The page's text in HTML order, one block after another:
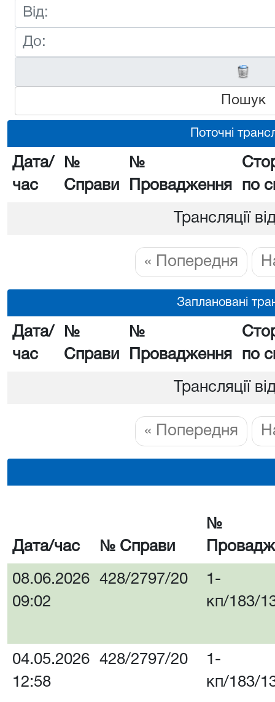
Пошук
Поточні
Дата/
час
№
Справи
№
Провадження
по
Трансляції
« Попередня
Заплановані
Дата/
час
№
Справи
№
Провадження
по
Трансляції
« Попередня
Дата/час № Справи
№
08.06.2026
09:02
428/2797/20
1-
кп/183/
04.05.2026
12:58
428/2797/20
1-
кп/183/